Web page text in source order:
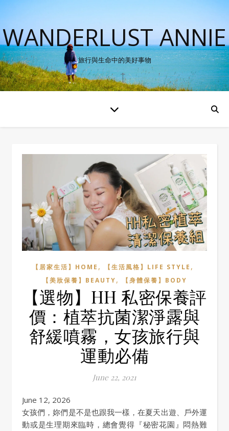
WANDERLUST ANNIE
旅行與生命中的美好事物
【居家生活】HOME , 【生活風格】LIFE STYLE ,
【美妝保養】BEAUTY, 【身體保養】BODY
【選物】HH 私密保養評
價：植萃抗菌潔淨露與
舒緩噴霧，女孩旅行與
運動必備
June 22, 2021
June 12, 2026
女孩們，妳們是不是也跟我一樣，在夏天出遊、戶外運
動或是生理期來臨時，總會覺得『秘密花園』悶熱難